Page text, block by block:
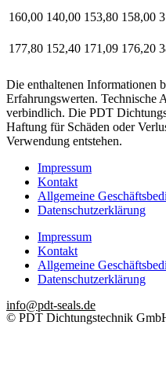
160,00 140,00 153,80 158,00
177,80 152,40 171,09 176,20
Die enthaltenen Informationen
Erfahrungswerten. Technische
verbindlich. Die PDT
Haftung für Schäden oder
Verwendung entstehen.
Impressum
Kontakt
Allgemeine
Datenschutzerklärung
Impressum
Kontakt
Allgemeine
Datenschutzerklärung
info@pdt-seals.de
© PDT Dichtungstechnik